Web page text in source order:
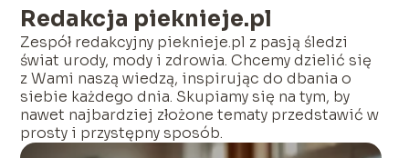
Redakcja pieknieje.pl
Zespół redakcyjny pieknieje.pl z pasją śledzi
świat urody, mody i zdrowia. Chcemy dzielić się
z Wami naszą wiedzą, inspirując do dbania o
siebie każdego dnia. Skupiamy się na tym, by
nawet najbardziej złożone tematy przedstawić w
prosty i przystępny sposób.